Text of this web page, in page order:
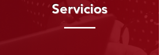
Servicios